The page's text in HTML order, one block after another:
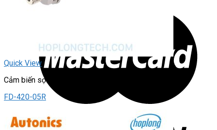
Quick View
Cảm biến sợi quang
FD-420-05R